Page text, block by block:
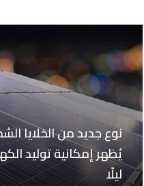
نوع جديد من الخلايا
يُظهر إمكانية توليد
ليلًا